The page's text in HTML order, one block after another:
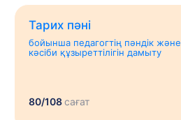
Тарих пәні
бойынша педагогтің пәндік және
кәсіби құзыреттілігін дамыту
80/108сағат